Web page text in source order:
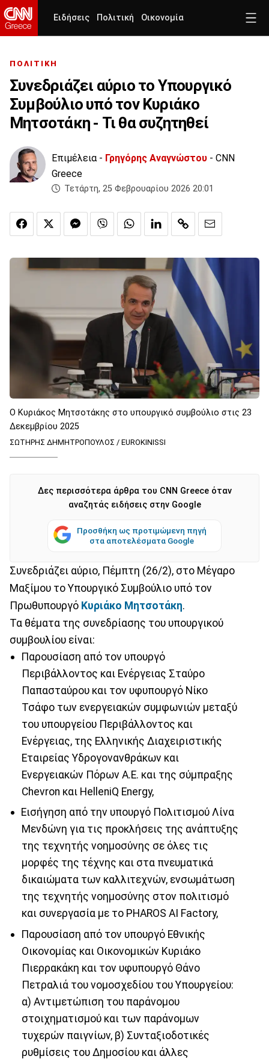
Ειδήσεις Πολιτική Οικονομία
ΠΟΛΙΤΙΚΗ
Συνεδριάζει αύριο το Υπουργικό
Συμβούλιο υπό τον Κυριάκο
Μητσοτάκη - Τι θα συζητηθεί
Επιμέλεια - Γρηγόρης Αναγνώστου - CNN
Greece
Τετάρτη, 25 Φεβρουαρίου 2026 20:01
Ο Κυριάκος Μητσοτάκης στο υπουργικό συμβούλιο στις 23
Δεκεμβρίου 2025
ΣΩΤΗΡΗΣ ΔΗΜΗΤΡΟΠΟΥΛΟΣ / EUROKINISSI
Δες περισσότερα άρθρα του CNN Greece όταν
αναζητάς ειδήσεις στην Google
Προσθήκη ως προτιμώμενη πηγή
στα αποτελέσματα Google
Συνεδριάζει αύριο, Πέμπτη (26/2), στο Μέγαρο
Μαξίμου το Υπουργικό Συμβούλιο υπό τον
Πρωθυπουργό Κυριάκο Μητσοτάκη.
Τα θέματα της συνεδρίασης του υπουργικού
συμβουλίου είναι:
Παρουσίαση από τον υπουργό
Περιβάλλοντος και Ενέργειας Σταύρο
Παπασταύρου και τον υφυπουργό Νίκο
Τσάφο των ενεργειακών συμφωνιών μεταξύ
του υπουργείου Περιβάλλοντος και
Ενέργειας, της Ελληνικής Διαχειριστικής
Εταιρείας Υδρογονανθράκων και
Ενεργειακών Πόρων Α.Ε. και της σύμπραξης
Chevron και HelleniQ Energy,
Εισήγηση από την υπουργό Πολιτισμού Λίνα
Μενδώνη για τις προκλήσεις της ανάπτυξης
της τεχνητής νοημοσύνης σε όλες τις
μορφές της τέχνης και στα πνευματικά
δικαιώματα των καλλιτεχνών, ενσωμάτωση
της τεχνητής νοημοσύνης στον πολιτισμό
και συνεργασία με το PHAROS AI Factory,
Παρουσίαση από τον υπουργό Εθνικής
Οικονομίας και Οικονομικών Κυριάκο
Πιερρακάκη και τον υφυπουργό Θάνο
Πετραλιά του νομοσχεδίου του Υπουργείου:
α) Αντιμετώπιση του παράνομου
στοιχηματισμού και των παράνομων
τυχερών παιγνίων, β) Συνταξιοδοτικές
ρυθμίσεις του Δημοσίου και άλλες